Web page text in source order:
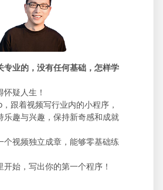
专业的，没有任何基础，怎样学
疑人生！
跟着视频写行业内的小程序，
乐趣与兴趣，保持新奇感和成就
个视频独立成章，能够零基础练
始，写出你的第一个程序！